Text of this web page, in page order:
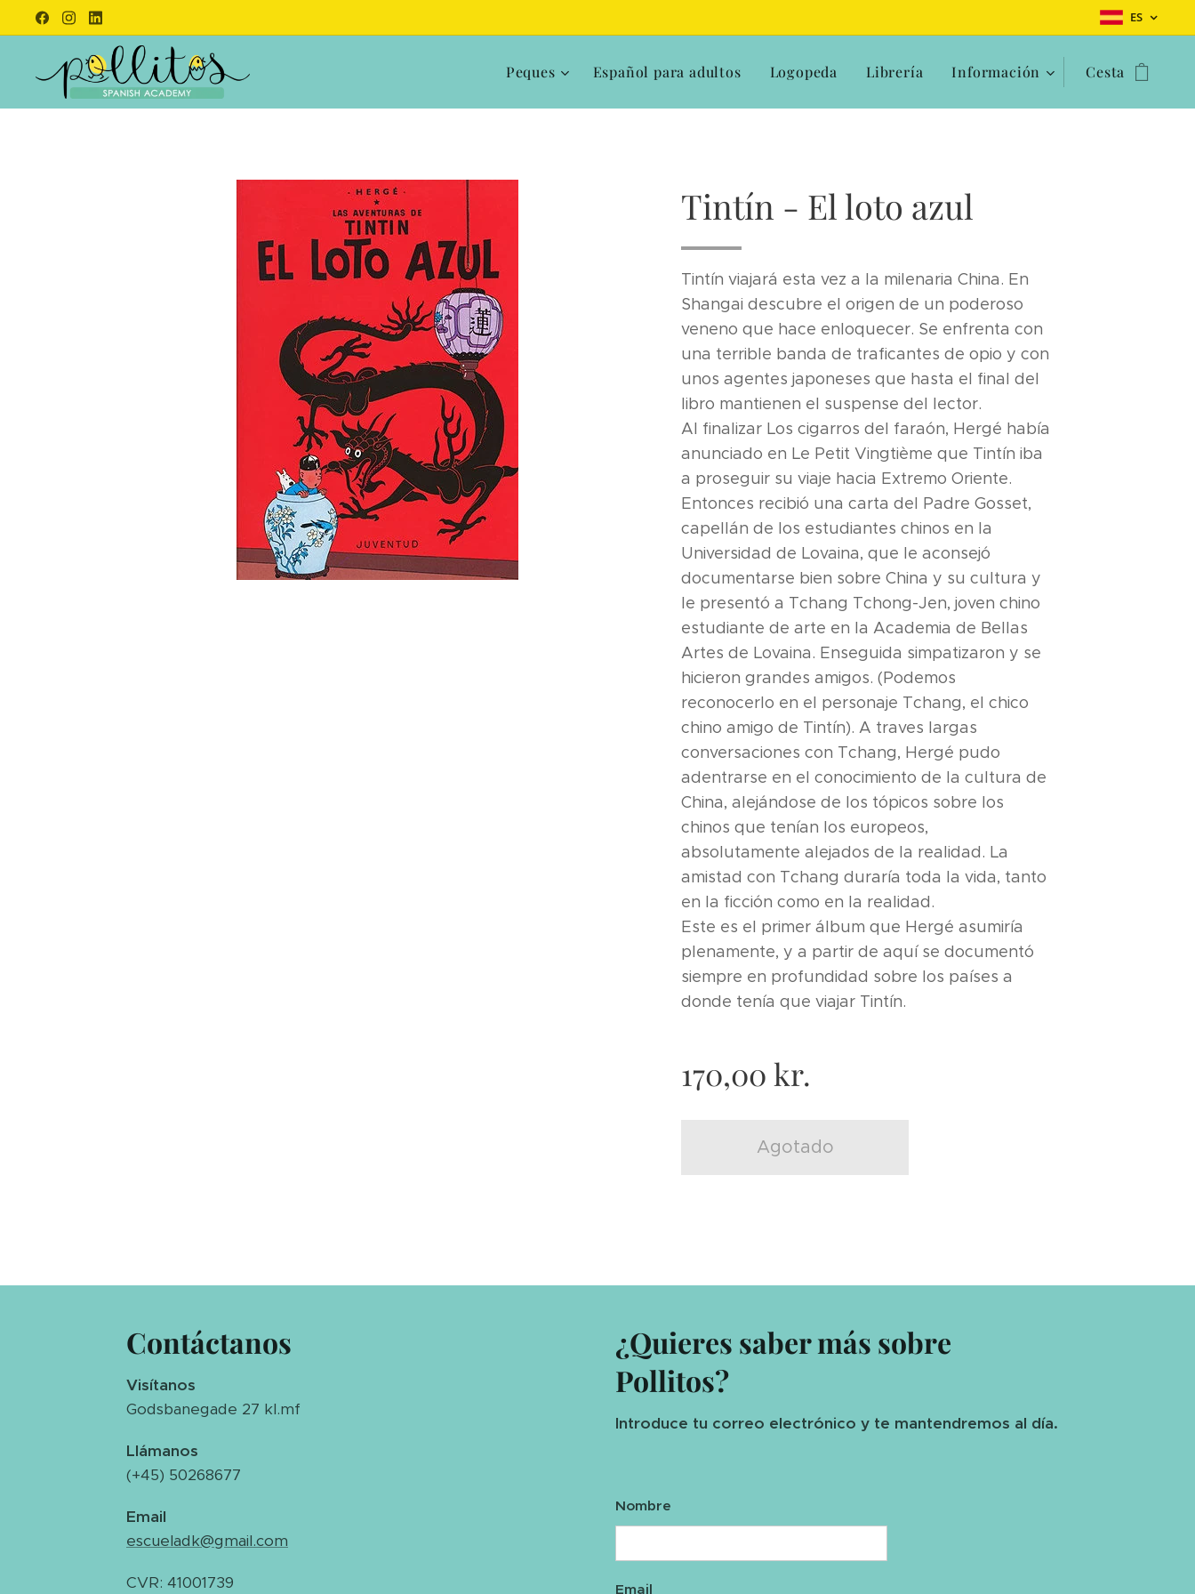
ES
Peques Español para adultos Logopeda Librería Información Cesta
Tintín - El loto azul
Tintín viajará esta vez a la milenaria China. En
Shangai descubre el origen de un poderoso
veneno que hace enloquecer. Se enfrenta con
una terrible banda de traficantes de opio y con
unos agentes japoneses que hasta el final del
libro mantienen el suspense del lector.
Al finalizar Los cigarros del faraón, Hergé había
anunciado en Le Petit Vingtième que Tintín iba
a proseguir su viaje hacia Extremo Oriente.
Entonces recibió una carta del Padre Gosset,
capellán de los estudiantes chinos en la
Universidad de Lovaina, que le aconsejó
documentarse bien sobre China y su cultura y
le presentó a Tchang Tchong-Jen, joven chino
estudiante de arte en la Academia de Bellas
Artes de Lovaina. Enseguida simpatizaron y se
hicieron grandes amigos. (Podemos
reconocerlo en el personaje Tchang, el chico
chino amigo de Tintín). A traves largas
conversaciones con Tchang, Hergé pudo
adentrarse en el conocimiento de la cultura de
China, alejándose de los tópicos sobre los
chinos que tenían los europeos,
absolutamente alejados de la realidad. La
amistad con Tchang duraría toda la vida, tanto
en la ficción como en la realidad.
Este es el primer álbum que Hergé asumiría
plenamente, y a partir de aquí se documentó
siempre en profundidad sobre los países a
donde tenía que viajar Tintín.
170,00kr.
Agotado
Contáctanos
Visítanos
Godsbanegade 27 kl.mf
Llámanos
(+45) 50268677
Email
escueladk@gmail.com
CVR: 41001739
¿Quieres saber más sobre
Pollitos?
Introduce tu correo electrónico y te mantendremos al día.
Nombre
Email